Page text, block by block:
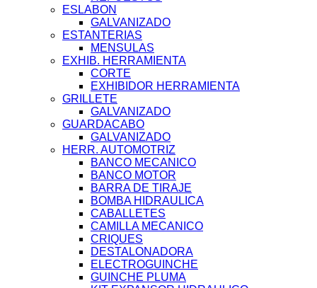
ESLABON
GALVANIZADO
ESTANTERIAS
MENSULAS
EXHIB. HERRAMIENTA
CORTE
EXHIBIDOR HERRAMIENTA
GRILLETE
GALVANIZADO
GUARDACABO
GALVANIZADO
HERR. AUTOMOTRIZ
BANCO MECANICO
BANCO MOTOR
BARRA DE TIRAJE
BOMBA HIDRAULICA
CABALLETES
CAMILLA MECANICO
CRIQUES
DESTALONADORA
ELECTROGUINCHE
GUINCHE PLUMA